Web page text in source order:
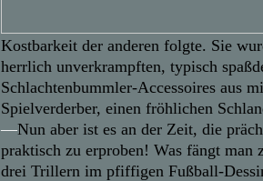
Kostbarkeit der anderen folgte. Sie
herrlich unverkrampften, typisch
Schlachtenbummler-Accessoires aus
Spielverderber, einen fröhlichen
—Nun aber ist es an der Zeit, die
praktisch zu erproben! Was fängt man
drei Trillern im pfiffigen Fußball-